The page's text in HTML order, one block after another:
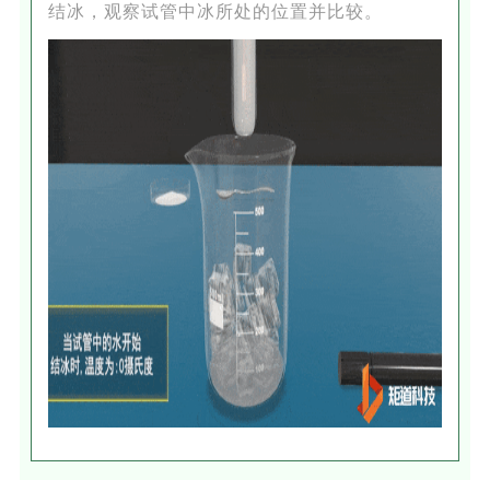
结冰，观察试管中冰所处的位置并比较。